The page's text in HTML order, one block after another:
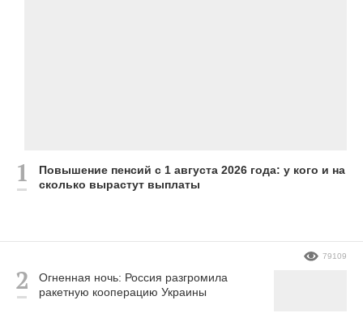
Повышение пенсий с 1 августа 2026 года: у кого и на
сколько вырастут выплаты
Огненная ночь: Россия разгромила
ракетную кооперацию Украины
79109